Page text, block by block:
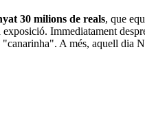
30 milions de reals, que
Immediatament
A més, aquell dia